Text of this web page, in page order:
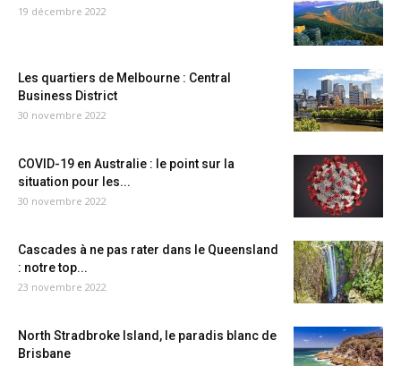
19 décembre 2022
Les quartiers de Melbourne : Central
Business District
30 novembre 2022
COVID-19 en Australie : le point sur la
situation pour les...
30 novembre 2022
Cascades à ne pas rater dans le Queensland
: notre top...
23 novembre 2022
North Stradbroke Island, le paradis blanc de
Brisbane